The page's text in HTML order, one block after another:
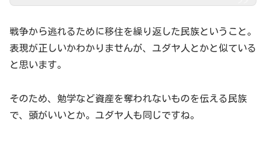
戦争から逃れるために移住を繰り返した民族ということ。
表現が正しいかわかりませんが、ユダヤ人とかと似ている
と思います。
そのため、勉学など資産を奪われないものを伝える民族
で、頭がいいとか。ユダヤ人も同じですね。